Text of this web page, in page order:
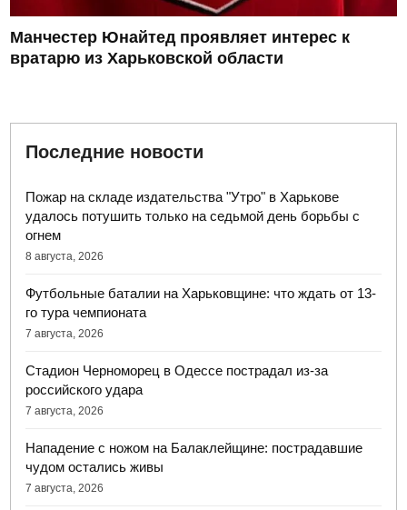
Манчестер Юнайтед проявляет интерес к
вратарю из Харьковской области
Последние новости
Пожар на складе издательства "Утро" в Харькове
удалось потушить только на седьмой день борьбы с
огнем
8 августа, 2026
Футбольные баталии на Харьковщине: что ждать от 13-
го тура чемпионата
7 августа, 2026
Стадион Черноморец в Одессе пострадал из-за
российского удара
7 августа, 2026
Нападение с ножом на Балаклейщине: пострадавшие
чудом остались живы
7 августа, 2026